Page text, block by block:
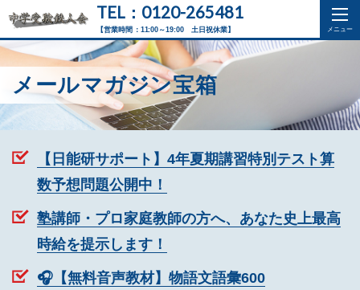
【営業時間：11:00～19:00 土日祝休業】
TEL：0120-265481
メールマガジン宝箱
【日能研サポート】4年夏期講習特別テスト算
数予想問題公開中！
塾講師・プロ家庭教師の方へ、あなた史上最高
時給を提示します！
🎧【無料音声教材】物語文語彙600